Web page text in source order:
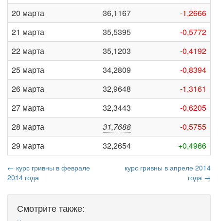
20 марта
36,1167
-1,2666
21 марта
35,5395
-0,5772
22 марта
35,1203
-0,4192
25 марта
34,2809
-0,8394
26 марта
32,9648
-1,3161
27 марта
32,3443
-0,6205
28 марта
31,7688
-0,5755
29 марта
32,2654 +0,4966
← курс гривны в феврале
2014 года
курс гривны в апреле 2014
года →
Смотрите также: